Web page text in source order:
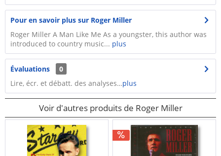
Pour en savoir plus sur Roger Miller
Roger Miller A Man Like Me As a youngster, this author was
introduced to country music... plus
Évaluations
0
Lire, écr. et débatt. des analyses…plus
Voir d'autres produits de Roger Miller